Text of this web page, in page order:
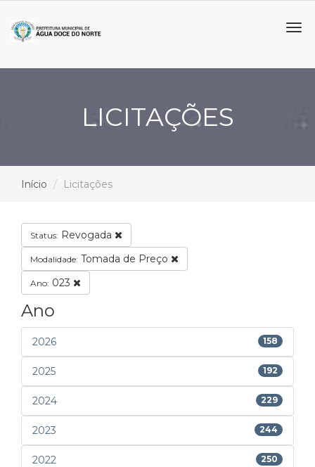
LICITAÇÕES
Início Licitações
Status: Revogada
Modalidade: Tomada de Preço
Ano: 023
Ano
2026 158
2025 192
2024 229
2023 244
2022 250